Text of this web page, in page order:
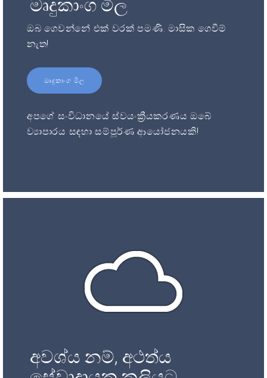
මෘදුකාංග මිල
ඔබ ගෙවන්නේ එක් වරක් පමණි. මාසික ගෙවීම්
නැත!
මෘදුකාංග මිල
අපගේ සංවිධානයේ ස්වයංක්‍රීයකරණය ඔබේ
ව්‍යාපාරය සඳහා සම්පූර්ණ ආයෝජනයකි!
අවශ්ය නම්, අථත්ය